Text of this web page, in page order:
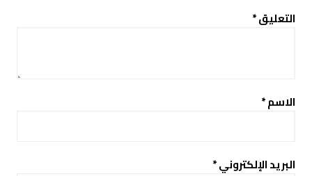
التعليق*
الاسم*
البريد الإلكتروني*